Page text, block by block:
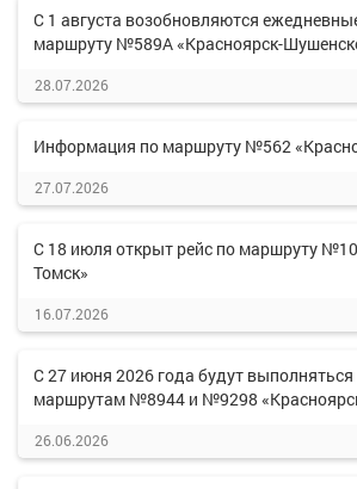
С 1 августа возобновляются
маршруту №589А «Красноярск-
28.07.2026
Информация по маршруту №562
27.07.2026
С 18 июля открыт рейс по маршруту
Томск»
16.07.2026
С 27 июня 2026 года будут
маршрутам №8944 и №9298
26.06.2026